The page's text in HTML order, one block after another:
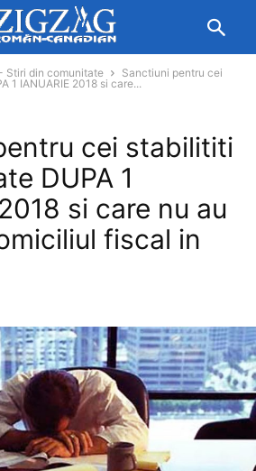
Stiri din comunitate
Sanctiuni pentru cei
1 IANUARIE 2018 si care...
cei stabilititi
DUPA 1
si care nu au
fiscal in